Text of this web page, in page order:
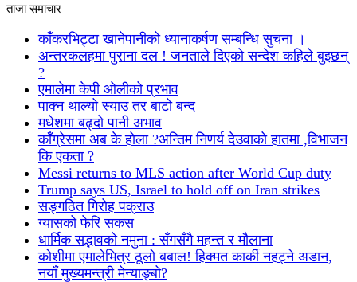
ताजा समाचार
काँकरभिट्टा खानेपानीको ध्यानाकर्षण सम्बन्धि सुचना ।
अन्तरकलहमा पुराना दल ! जनताले दिएको सन्देश कहिले बुझ्छन्
?
एमालेमा केपी ओलीको प्रभाव
पाक्न थाल्यो स्याउ तर बाटो बन्द
मधेशमा बढ्दो पानी अभाव
काँग्रेसमा अब के होला ?अन्तिम निणर्य देउवाको हातमा ,विभाजन
कि एकता ?
Messi returns to MLS action after World Cup duty
Trump says US, Israel to hold off on Iran strikes
सङ्गठित गिरोह पक्राउ
ग्यासको फेरि सकस
धार्मिक सद्भावको नमुना : सँगसँगै महन्त र मौलाना
कोशीमा एमालेभित्र ठूलो बबाल! हिक्मत कार्की नहट्ने अडान,
नयाँ मुख्यमन्त्री मेन्याङ्बो?